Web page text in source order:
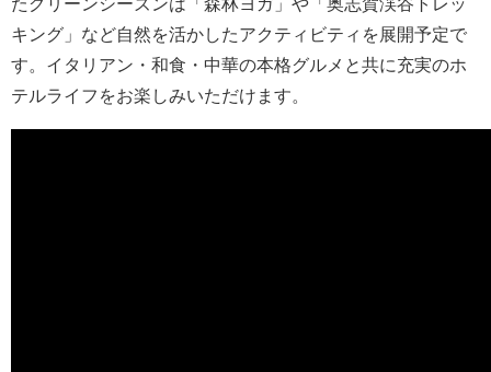
たグリーンシーズンは「森林ヨガ」や「奥志賀渓谷トレッ
キング」など自然を活かしたアクティビティを展開予定で
す。イタリアン・和食・中華の本格グルメと共に充実のホ
テルライフをお楽しみいただけます。